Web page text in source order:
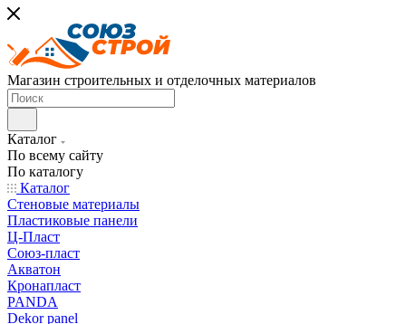
Магазин строительных и отделочных материалов
Каталог
По всему сайту
По каталогу
Каталог
Стеновые материалы
Пластиковые панели
Ц-Пласт
Союз-пласт
Акватон
Кронапласт
PANDA
Dekor panel